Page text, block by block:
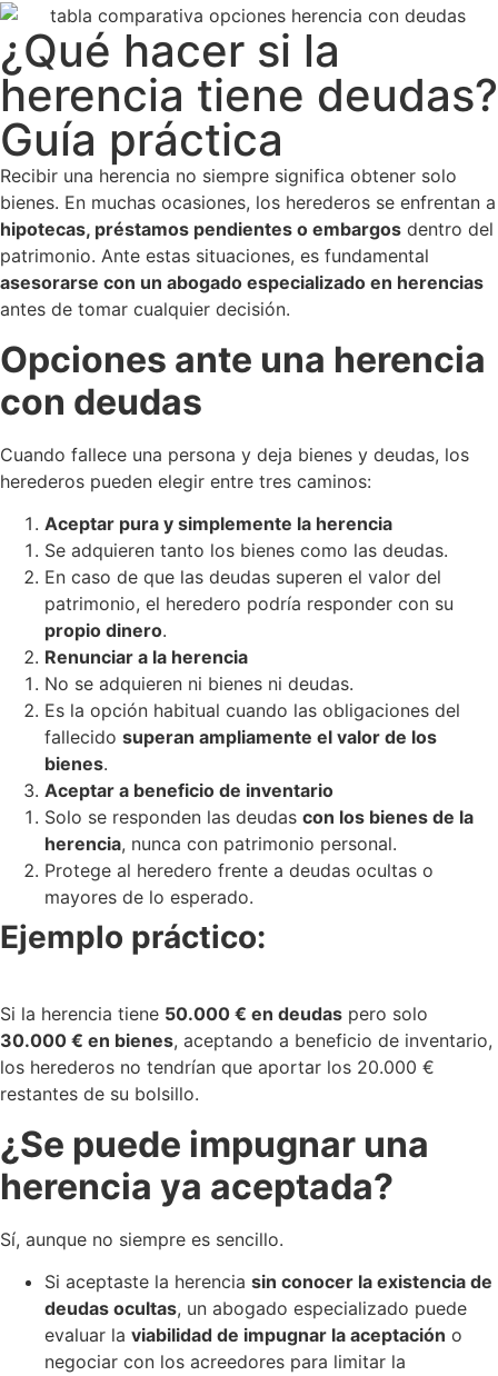
¿Qué hacer si la
herencia tiene deudas?
Guía práctica
Recibir una herencia no siempre significa obtener solo
bienes. En muchas ocasiones, los herederos se enfrentan a
hipotecas, préstamos pendientes o embargos dentro del
patrimonio. Ante estas situaciones, es fundamental
asesorarse con un abogado especializado en herencias
antes de tomar cualquier decisión.
Opciones ante una herencia
con deudas
Cuando fallece una persona y deja bienes y deudas, los
herederos pueden elegir entre tres caminos:
Aceptar pura y simplemente la herencia
Se adquieren tanto los bienes como las deudas.
En caso de que las deudas superen el valor del
patrimonio, el heredero podría responder con su
propio dinero.
Renunciar a la herencia
No se adquieren ni bienes ni deudas.
Es la opción habitual cuando las obligaciones del
fallecido superan ampliamente el valor de los
bienes.
Aceptar a beneficio de inventario
Solo se responden las deudas con los bienes de la
herencia, nunca con patrimonio personal.
Protege al heredero frente a deudas ocultas o
mayores de lo esperado.
Ejemplo práctico:
Si la herencia tiene 50.000 € en deudas pero solo
30.000 € en bienes, aceptando a beneficio de inventario,
los herederos no tendrían que aportar los 20.000 €
restantes de su bolsillo.
¿Se puede impugnar una
herencia ya aceptada?
Sí, aunque no siempre es sencillo.
Si aceptaste la herencia sin conocer la existencia de
deudas ocultas, un abogado especializado puede
evaluar la viabilidad de impugnar la aceptación o
negociar con los acreedores para limitar la